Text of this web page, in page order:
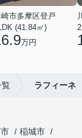
崎市多摩区登戸
(41.84㎡)
万円
覧 ラフィーネ
稲城市